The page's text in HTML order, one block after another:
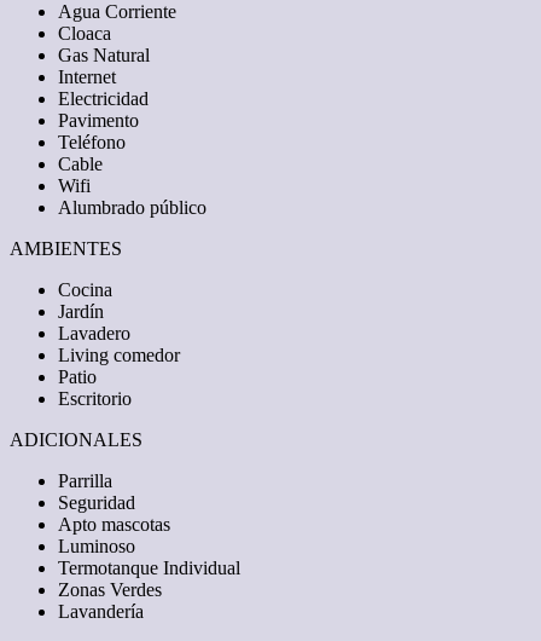
Agua Corriente
Cloaca
Gas Natural
Internet
Electricidad
Pavimento
Teléfono
Cable
Wifi
Alumbrado público
AMBIENTES
Cocina
Jardín
Lavadero
Living comedor
Patio
Escritorio
ADICIONALES
Parrilla
Seguridad
Apto mascotas
Luminoso
Termotanque Individual
Zonas Verdes
Lavandería